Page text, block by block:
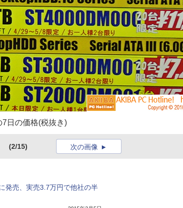
7日の価格(税抜き)
(2/15) 次の画像
発売、実売3.7万円で他社の半